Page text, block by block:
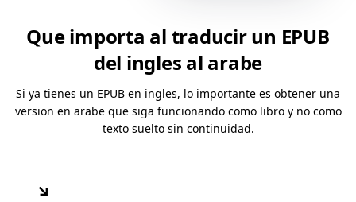
Que importa al traducir un EPUB
del ingles al arabe
Si ya tienes un EPUB en ingles, lo importante es obtener una
version en arabe que siga funcionando como libro y no como
texto suelto sin continuidad.
↘